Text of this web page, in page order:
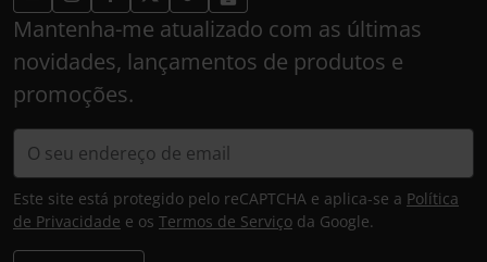
Mantenha-me atualizado com as últimas
novidades, lançamentos de produtos e
promoções.
Este site está protegido pelo reCAPTCHA e aplica-se a Política
de Privacidade e os Termos de Serviço da Google.